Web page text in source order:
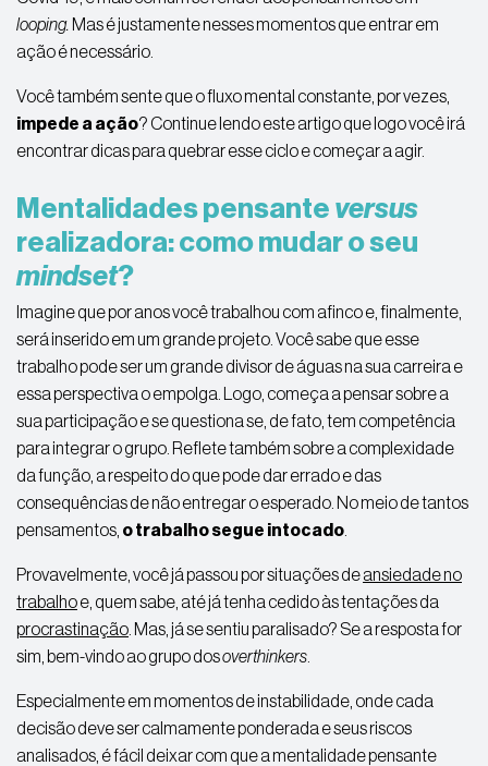
looping. Mas é justamente nesses momentos que entrar em
ação é necessário.
Você também sente que o fluxo mental constante, por vezes,
impede a ação? Continue lendo este artigo que logo você irá
encontrar dicas para quebrar esse ciclo e começar a agir.
Mentalidades pensanteversus
realizadora: como mudar o seu
mindset?
Imagine que por anos você trabalhou com afinco e, finalmente,
será inserido em um grande projeto. Você sabe que esse
trabalho pode ser um grande divisor de águas na sua carreira e
essa perspectiva o empolga. Logo, começa a pensar sobre a
sua participação e se questiona se, de fato, tem competência
para integrar o grupo. Reflete também sobre a complexidade
da função, a respeito do que pode dar errado e das
consequências de não entregar o esperado. No meio de tantos
pensamentos, o trabalho segue intocado
Provavelmente, você já passou por situações deansiedade no
trabalhoe, quem sabe, até já tenha cedido às tentações da
procrastinação . Mas, já se sentiu paralisado? Se a resposta for
sim, bem-vindo ao grupo dosoverthinkers
Especialmente em momentos de instabilidade, onde cada
decisão deve ser calmamente ponderada e seus riscos
analisados, é fácil deixar com que a mentalidade pensante